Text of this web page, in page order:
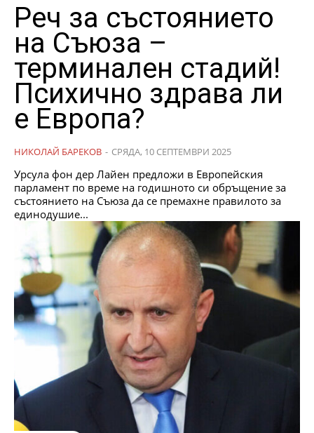
Реч за състоянието
на Съюза –
терминален стадий!
Психично здрава ли
е Европа?
НИКОЛАЙ БАРЕКОВ - СРЯДА, 10 СЕПТЕМВРИ 2025
Урсула фон дер Лайен предложи в Европейския
парламент по време на годишното си обръщение за
състоянието на Съюза да се премахне правилото за
единодушие...